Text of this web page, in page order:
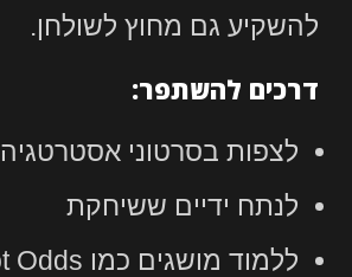
להשקיע גם מחוץ לשולחן.
דרכים להשתפר:
לצפות בסרטוני אסטרטגיה
לנתח ידיים ששיחקת